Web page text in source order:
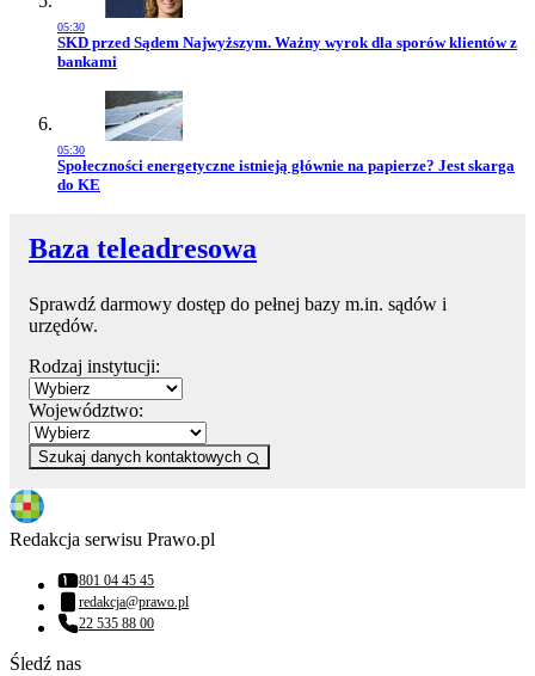
05:30
Przejdź do artykułu:
SKD przed Sądem Najwyższym. Ważny wyrok dla sporów klientów z
bankami
05:30
Przejdź do artykułu:
Społeczności energetyczne istnieją głównie na papierze? Jest skarga
do KE
Baza teleadresowa
Sprawdź darmowy dostęp do pełnej bazy m.in. sądów i
urzędów.
Rodzaj instytucji:
Województwo:
Szukaj danych kontaktowych
Redakcja serwisu Prawo.pl
Numer telefonu:
801 04 45 45
Adres email:
redakcja@prawo.pl
Numer telefonu:
22 535 88 00
Śledź nas